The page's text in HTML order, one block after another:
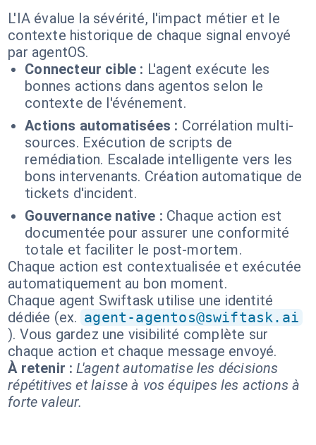
L'IA évalue la sévérité, l'impact métier et le
contexte historique de chaque signal envoyé
par agentOS.
Connecteur cible : L'agent exécute les
bonnes actions dans agentos selon le
contexte de l'événement.
Actions automatisées : Corrélation multi-
sources. Exécution de scripts de
remédiation. Escalade intelligente vers les
bons intervenants. Création automatique de
tickets d'incident.
Gouvernance native : Chaque action est
documentée pour assurer une conformité
totale et faciliter le post-mortem.
Chaque action est contextualisée et exécutée
automatiquement au bon moment.
Chaque agent Swiftask utilise une identité
dédiée (ex. agent-agentos@swiftask.ai
). Vous gardez une visibilité complète sur
chaque action et chaque message envoyé.
À retenir : L'agent automatise les décisions
répétitives et laisse à vos équipes les actions à
forte valeur.